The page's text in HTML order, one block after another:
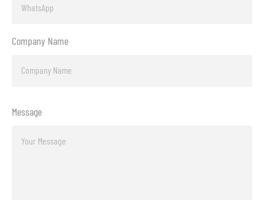
Company Name
Message